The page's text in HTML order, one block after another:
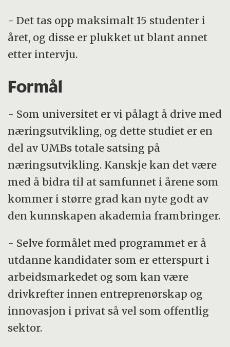
- Det tas opp maksimalt 15 studenter i
året, og disse er plukket ut blant annet
etter intervju.
Formål
- Som universitet er vi pålagt å drive med
næringsutvikling, og dette studiet er en
del av UMBs totale satsing på
næringsutvikling. Kanskje kan det være
med å bidra til at samfunnet i årene som
kommer i større grad kan nyte godt av
den kunnskapen akademia frambringer.
- Selve formålet med programmet er å
utdanne kandidater som er etterspurt i
arbeidsmarkedet og som kan være
drivkrefter innen entreprenørskap og
innovasjon i privat så vel som offentlig
sektor.